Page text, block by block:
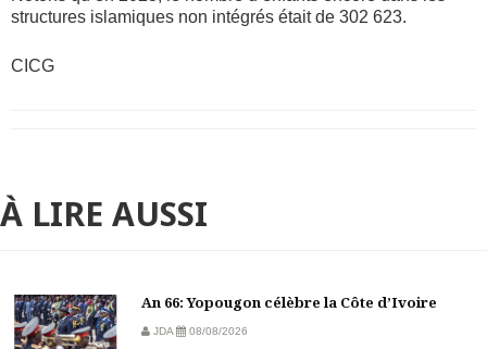
structures islamiques non intégrés était de 302 623.
CICG
À LIRE AUSSI
An 66: Yopougon célèbre la Côte d’Ivoire
JDA 08/08/2026